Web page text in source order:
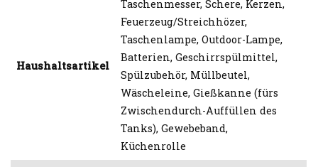
Haushaltsartikel
Taschenmesser, Schere, Kerzen,
Feuerzeug/Streichhözer,
Taschenlampe, Outdoor-Lampe,
Batterien, Geschirrspülmittel,
Spülzubehör, Müllbeutel,
Wäscheleine, Gießkanne (fürs
Zwischendurch-Auffüllen des
Tanks), Gewebeband,
Küchenrolle